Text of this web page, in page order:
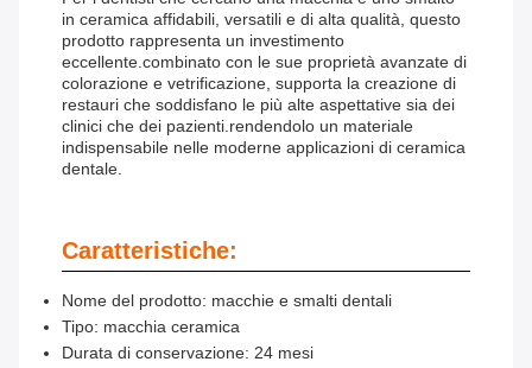
in ceramica affidabili, versatili e di alta qualità, questo
prodotto rappresenta un investimento
eccellente.combinato con le sue proprietà avanzate di
colorazione e vetrificazione, supporta la creazione di
restauri che soddisfano le più alte aspettative sia dei
clinici che dei pazienti.rendendolo un materiale
indispensabile nelle moderne applicazioni di ceramica
dentale.
Caratteristiche:
Nome del prodotto: macchie e smalti dentali
Tipo: macchia ceramica
Durata di conservazione: 24 mesi